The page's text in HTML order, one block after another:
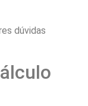
dúvidas